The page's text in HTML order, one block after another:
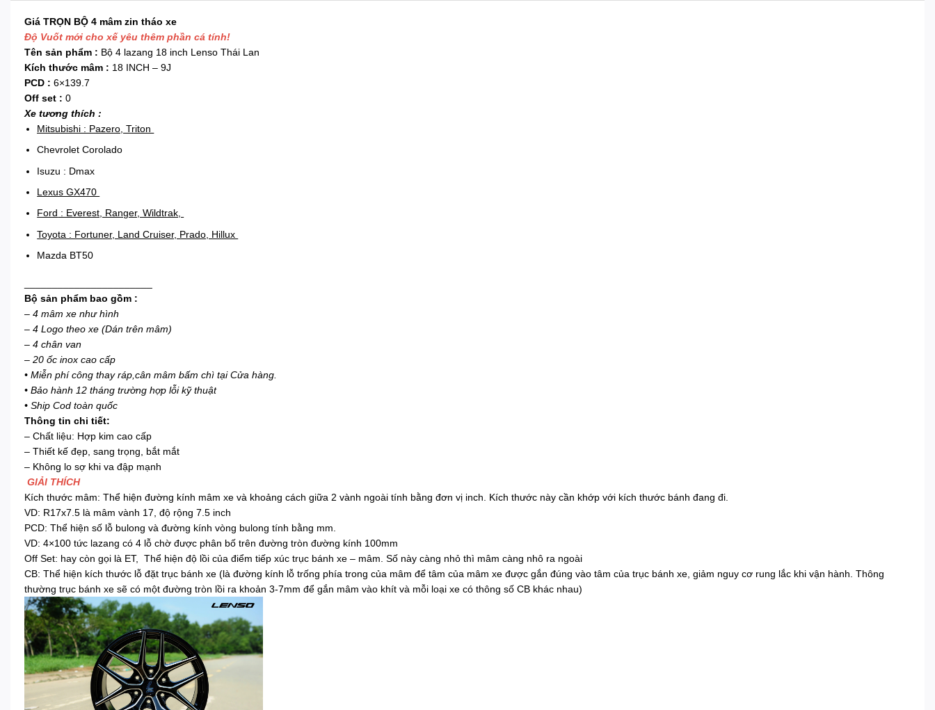
Giá TRỌN BỘ 4 mâm zin tháo xe
Độ Vuốt mới cho xế yêu thêm phần cá tính!
Tên sản phẩm : Bộ 4 lazang 18 inch Lenso Thái Lan
Kích thước mâm : 18 INCH – 9J
PCD : 6×139.7
Off set : 0
Xe tương thích :
Mitsubishi : Pazero, Triton
Chevrolet Corolado
Isuzu : Dmax
Lexus GX470
Ford : Everest, Ranger, Wildtrak,
Toyota : Fortuner, Land Cruiser, Prado, Hillux
Mazda BT50
Bộ sản phẩm bao gồm :
– 4 mâm xe như hình
– 4 Logo theo xe (Dán trên mâm)
– 4 chân van
– 20 ốc inox cao cấp
• Miễn phí công thay ráp,cân mâm bấm chì tại Cửa hàng.
• Bảo hành 12 tháng trường hợp lỗi kỹ thuật
• Ship Cod toàn quốc
Thông tin chi tiết:
– Chất liệu: Hợp kim cao cấp
– Thiết kế đẹp, sang trọng, bắt mắt
– Không lo sợ khi va đập mạnh
GIẢI THÍCH
Kích thước mâm: Thể hiện đường kính mâm xe và khoảng cách giữa 2 vành ngoài tính bằng đơn vị inch. Kích thước này cần khớp với kích thước bánh đang đi.
VD: R17x7.5 là mâm vành 17, độ rộng 7.5 inch
PCD: Thể hiện số lỗ bulong và đường kính vòng bulong tính bằng mm.
VD: 4×100 tức lazang có 4 lỗ chờ được phân bố trên đường tròn đường kính 100mm
Off Set: hay còn gọi là ET, Thể hiện độ lồi của điểm tiếp xúc trục bánh xe – mâm. Số này càng nhỏ thì mâm càng nhô ra ngoài
CB: Thể hiện kích thước lỗ đặt trục bánh xe (là đường kính lỗ trống phía trong của mâm để tâm của mâm xe được gắn đúng vào tâm của trục bánh xe, giảm nguy cơ rung lắc khi vận hành. Thông
thường trục bánh xe sẽ có một đường tròn lồi ra khoản 3-7mm để gắn mâm vào khít và mỗi loại xe có thông số CB khác nhau)